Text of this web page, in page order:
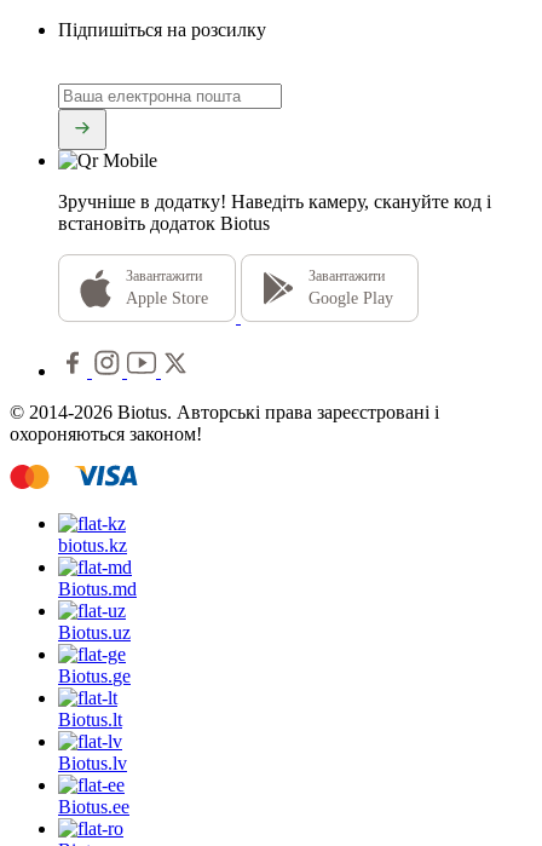
Підпишіться на розсилку
Зручніше в додатку! Наведіть камеру, скануйте код і
встановіть додаток Biotus
Завантажити
Apple Store
Завантажити
Google Play
© 2014-2026 Biotus. Авторські права зареєстровані і
охороняються законом!
biotus.kz
Biotus.md
Biotus.uz
Biotus.ge
Biotus.lt
Biotus.lv
Biotus.ee